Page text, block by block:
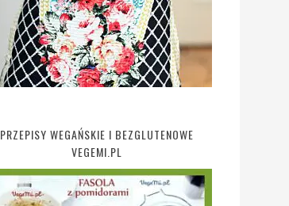
PRZEPISY WEGAŃSKIE I BEZGLUTENOWE
VEGEMI.PL